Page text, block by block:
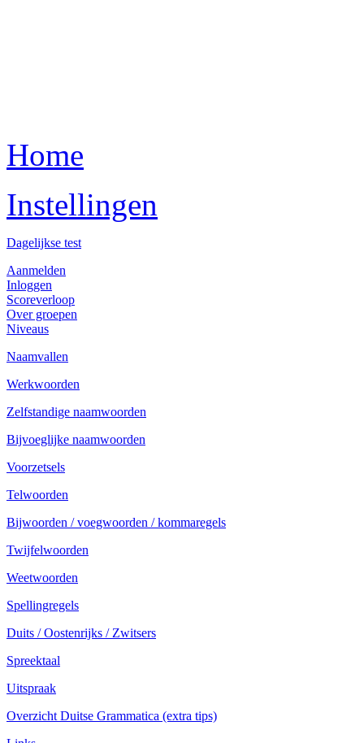
Home
Instellingen
Dagelijkse test
Aanmelden
Inloggen
Scoreverloop
Over groepen
Niveaus
Naamvallen
Werkwoorden
Zelfstandige naamwoorden
Bijvoeglijke naamwoorden
Voorzetsels
Telwoorden
Bijwoorden / voegwoorden / kommaregels
Twijfelwoorden
Weetwoorden
Spellingregels
Duits / Oostenrijks / Zwitsers
Spreektaal
Uitspraak
Overzicht Duitse Grammatica (extra tips)